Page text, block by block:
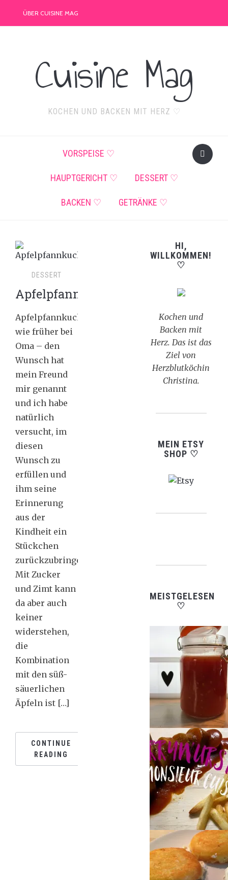
ÜBER CUISINE MAG
Cuisine Mag
KOCHEN UND BACKEN MIT HERZ ♡
VORSPEISE ♡
HAUPTGERICHT ♡ DESSERT ♡
BACKEN ♡ GETRÄNKE ♡
DESSERT
Apfelpfannkuchen
Apfelpfannkuchen
wie früher bei
Oma – den
Wunsch hat
mein Freund
mir genannt
und ich habe
natürlich
versucht, im
diesen
Wunsch zu
erfüllen und
ihm seine
Erinnerung
aus der
Kindheit ein
Stückchen
zurückzubringen.
Mit Zucker
und Zimt kann
da aber auch
keiner
widerstehen,
die
Kombination
mit den süß-
säuerlichen
Äpfeln ist […]
CONTINUE
READING
HI,
WILLKOMMEN!
♡
Kochen und
Backen mit
Herz. Das ist das
Ziel von
Herzblutköchin
Christina.
MEIN ETSY
SHOP ♡
MEISTGELESEN
♡